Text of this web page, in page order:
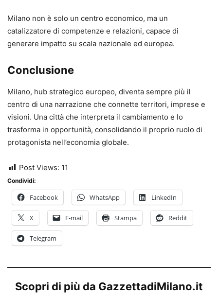
Milano non è solo un centro economico, ma un
catalizzatore di competenze e relazioni, capace di
generare impatto su scala nazionale ed europea.
Conclusione
Milano, hub strategico europeo, diventa sempre più il
centro di una narrazione che connette territori, imprese e
visioni. Una città che interpreta il cambiamento e lo
trasforma in opportunità, consolidando il proprio ruolo di
protagonista nell’economia globale.
Post Views: 11
Condividi:
Facebook WhatsApp LinkedIn
X E-mail Stampa Reddit
Telegram
Scopri di più da GazzettadiMilano.it